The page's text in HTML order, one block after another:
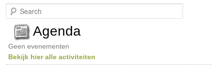
h
Agenda
Geen evenementen
Bekijk hier alle activiteiten